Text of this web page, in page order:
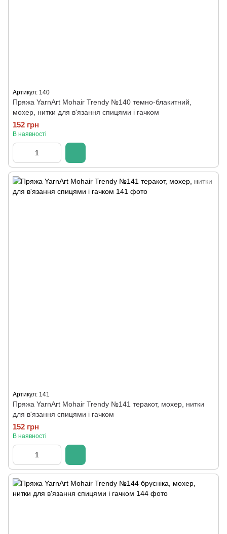
Артикул: 140
Пряжа YarnArt Mohair Trendy №140 темно-блакитний,
мохер, нитки для в'язання спицями і гачком
152 грн
В наявності
Артикул: 141
Пряжа YarnArt Mohair Trendy №141 теракот, мохер, нитки
для в'язання спицями і гачком
152 грн
В наявності